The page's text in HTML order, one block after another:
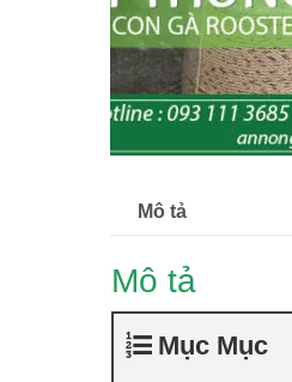
Mô tả
Mô tả
Mục Mục